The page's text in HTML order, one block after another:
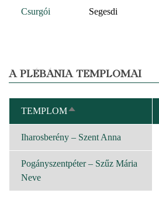
Csurgói Segesdi
A PLÉBÁNIA TEMPLOMAI
TEMPLOMCSÖKKENŐ
RENDEZÉS
Iharosberény – Szent Anna
Pogányszentpéter – Szűz Mária
Neve